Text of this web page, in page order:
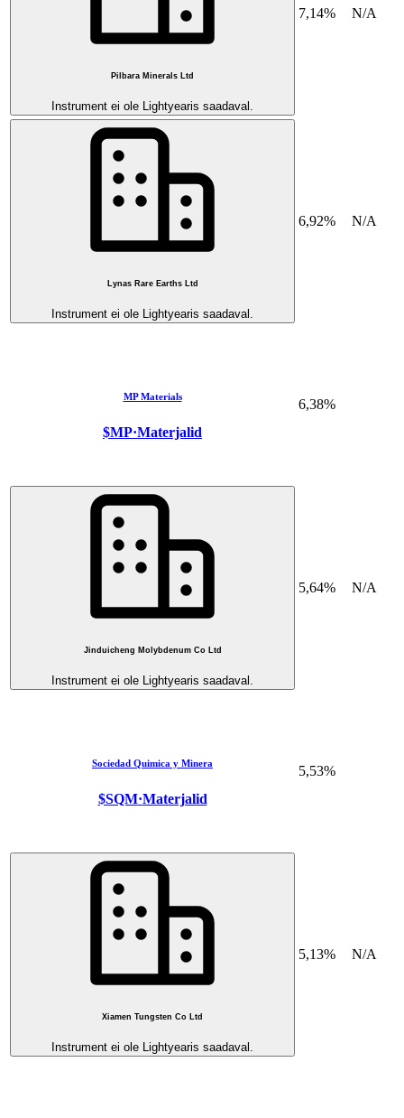
Pilbara Minerals Ltd
Instrument ei ole Lightyearis saadaval.
7,14% N/A
Lynas Rare Earths Ltd
Instrument ei ole Lightyearis saadaval.
6,92% N/A
MP Materials
$MP·Materjalid
6,38%
Jinduicheng Molybdenum Co Ltd
Instrument ei ole Lightyearis saadaval.
5,64% N/A
Sociedad Quimica y Minera
$SQM·Materjalid
5,53%
Xiamen Tungsten Co Ltd
Instrument ei ole Lightyearis saadaval.
5,13% N/A